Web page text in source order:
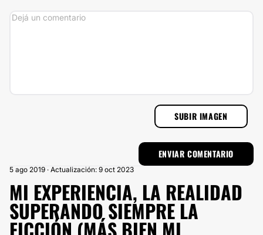
SUBIR IMAGEN
5 ago 2019 · Actualización: 9 oct 2023
MI EXPERIENCIA, LA REALIDAD
SUPERANDO SIEMPRE LA
FICCIÓN (MÁS BIEN MI